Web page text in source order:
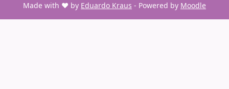
Made with ❤️ by Eduardo Kraus - Powered by Moodle